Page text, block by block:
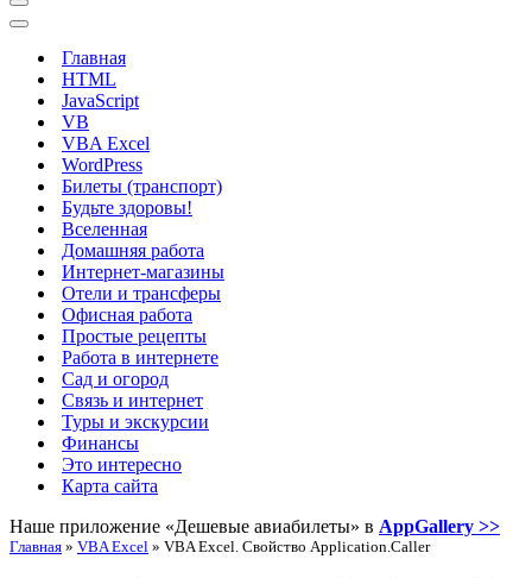
Меню
навигации
Меню
навигацииГлавная
HTML
JavaScript
VB
VBA Excel
WordPress
Билеты (транспорт)
Будьте здоровы!
Вселенная
Домашняя работа
Интернет-магазины
Отели и трансферы
Офисная работа
Простые рецепты
Работа в интернете
Сад и огород
Связь и интернет
Туры и экскурсии
Финансы
Это интересно
Карта сайта
Наше приложение «Дешевые авиабилеты» в AppGallery >>
Главная » VBA Excel » VBA Excel. Свойство Application.Caller